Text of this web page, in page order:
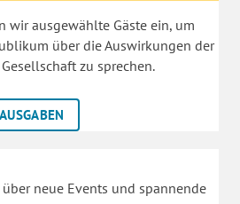
wir ausgewählte Gäste ein, um
über die Auswirkungen der
zu sprechen.
neue Events und spannende